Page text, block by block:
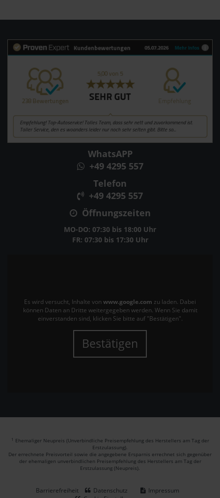
WhatsAPP
+49 4295 557
Telefon
+49 4295 557
Öffnungszeiten
MO-DO: 07:30 bis 18:00 Uhr
FR: 07:30 bis 17:30 Uhr
Es wird versucht, Inhalte von www.google.com zu laden. Dabei
können Daten an Dritte weitergegeben werden. Wenn Sie damit
einverstanden sind, klicken Sie bitte auf "Bestätigen".
Bestätigen
1 Ehemaliger Neupreis (Unverbindliche Preisempfehlung des Herstellers am Tag der
Erstzulassung).
Der errechnete Preisvorteil sowie die angegebene Ersparnis errechnet sich gegenüber
der ehemaligen unverbindlichen Preisempfehlung des Herstellers am Tag der
Erstzulassung (Neupreis).
Barrierefreiheit Datenschutz
Impressum